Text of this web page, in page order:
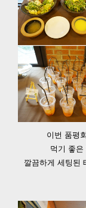
이번 품평
먹기 좋은
깔끔하게 세팅된